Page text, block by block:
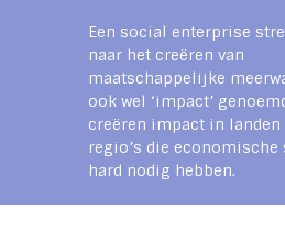
Een social enterprise
naar het creëren van
maatschappelijke
ook wel ‘impact’
creëren impact in landen
regio’s die economische
hard nodig hebben.